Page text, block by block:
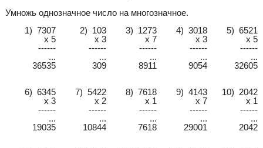
Умножь однозначное число на многозначное.
1) 7307
2) 103 3) 1273 4) 3018
5) 6521
x 5
x 3 x 7 x 3
x 5
------
------ ------ ------
------
...
... ... ...
...
36535
309 8911 9054 32605
6) 6345 7) 5422 8) 7618 9) 4143
10) 2042
x 3
x 2 x 1 x 7
x 1
------
------ ------ ------
------
...
... ... ...
...
19035
10844 7618 29001 2042